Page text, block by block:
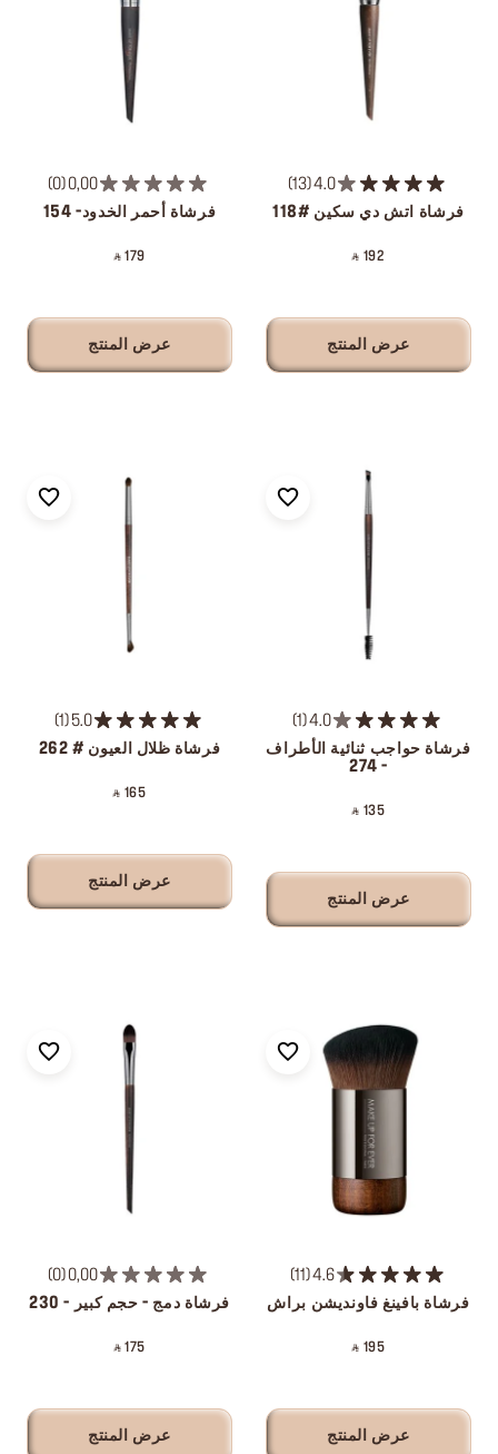
4.0
13
فرشاة اتش دي سكين #118
‎ ⃁ 192 ‎
عرض المنتج
0,00
0
فرشاة أحمر الخدود- 154
‎ ⃁ 179 ‎
عرض المنتج
4.0
1
فرشاة حواجب ثنائية الأطراف
- 274
‎ ⃁ 135 ‎
عرض المنتج
5.0
1
فرشاة ظلال العيون # 262
‎ ⃁ 165 ‎
عرض المنتج
4.6
11
فرشاة بافينغ فاونديشن براش
‎ ⃁ 195 ‎
عرض المنتج
0,00
0
فرشاة دمج - حجم كبير - 230
‎ ⃁ 175 ‎
عرض المنتج